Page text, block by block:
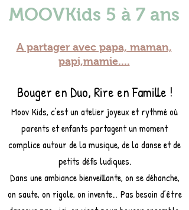
MOOVKids 5 à 7 ans
A partager avec papa, maman,
papi,mamie....
Bouger en Duo, Rire en Famille !
Moov Kids, c’est un atelier joyeux et rythmé où
parents et enfants partagent un moment
complice autour de la musique, de la danse et de
petits défis ludiques.
Dans une ambiance bienveillante, on se déhanche,
on saute, on rigole, on invente… Pas besoin d’être